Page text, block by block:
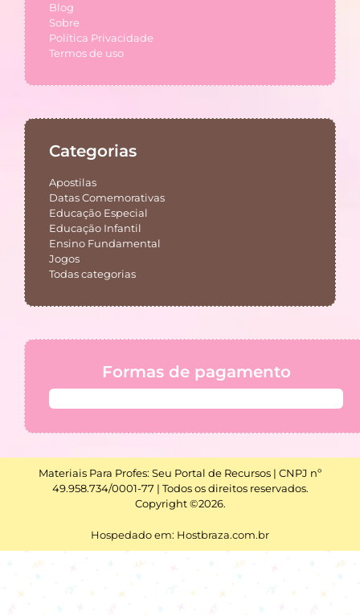
Blog
Sobre
Política Privacidade
Termos de uso
Categorias
Apostilas
Datas Comemorativas
Educação Especial
Educação Infantil
Ensino Fundamental
Jogos
Todas categorias
Formas de pagamento
Materiais Para Profes: Seu Portal de Recursos | CNPJ nº
49.958.734/0001-77 | Todos os direitos reservados.
Copyright ©2026.
Hospedado em: Hostbraza.com.br